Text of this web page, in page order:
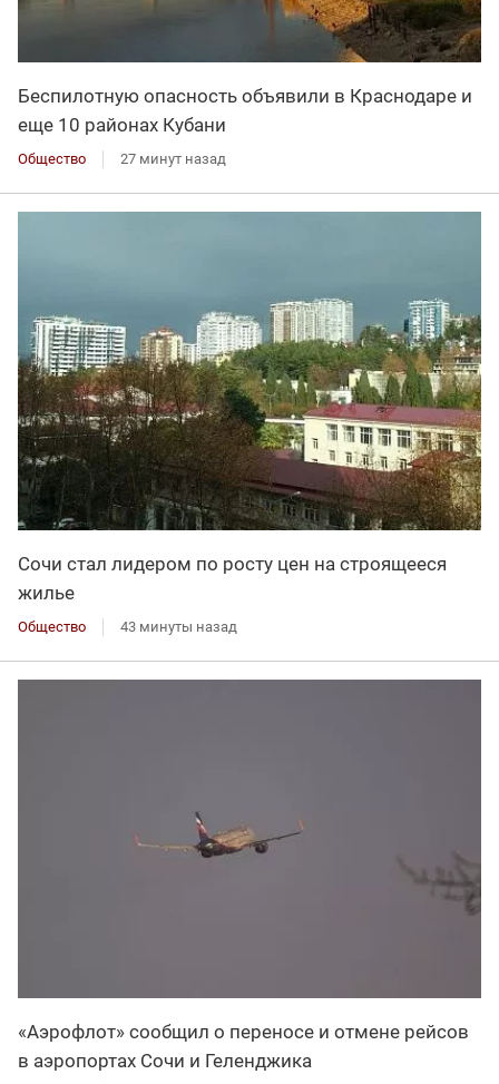
Беспилотную опасность объявили в Краснодаре и
еще 10 районах Кубани
Общество 27 минут назад
Сочи стал лидером по росту цен на строящееся
жилье
Общество 43 минуты назад
«Аэрофлот» сообщил о переносе и отмене рейсов
в аэропортах Сочи и Геленджика